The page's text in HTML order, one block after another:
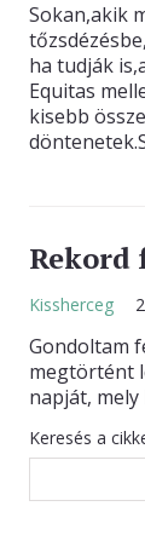
Sokan,akik
ha tudják
Equitas
kisebb
Rekord
Kissherceg
Gondoltam
megtörtént
napját,
Keresés a